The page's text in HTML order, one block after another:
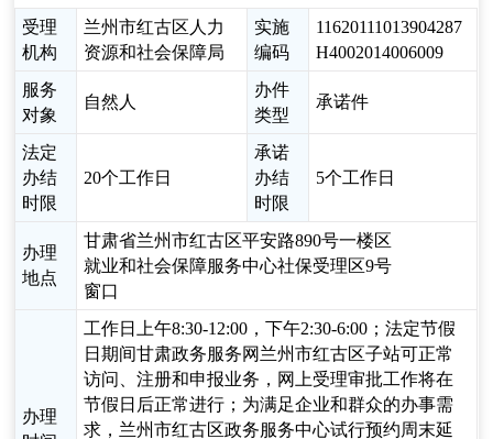
受理
机构
兰州市红古区人力
资源和社会保障局
实施
编码
11620111013904287
H4002014006009
服务
对象
自然人
办件
类型
承诺件
法定
办结
时限
20个工作日
承诺
办结
时限
5个工作日
办理
地点
甘肃省兰州市红古区平安路890号一楼区
就业和社会保障服务中心社保受理区9号
窗口
办理
工作日上午8:30-12:00，下午2:30-6:00；法定节假
日期间甘肃政务服务网兰州市红古区子站可正常
访问、注册和申报业务，网上受理审批工作将在
节假日后正常进行；为满足企业和群众的办事需
求，兰州市红古区政务服务中心试行预约周末延